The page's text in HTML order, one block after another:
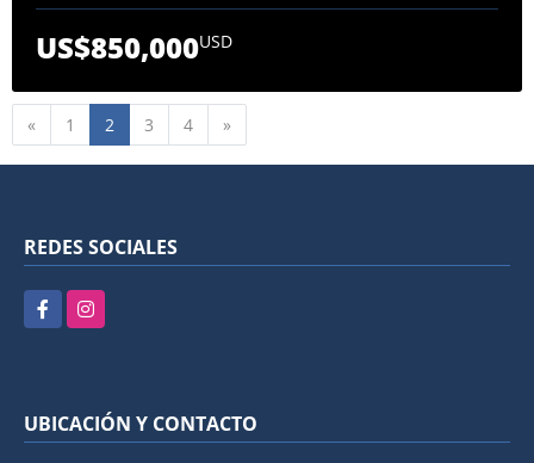
US$850,000USD
« Anterior
1 2 3 4 »
REDES SOCIALES
FacebookInstagram
UBICACIÓN Y CONTACTO